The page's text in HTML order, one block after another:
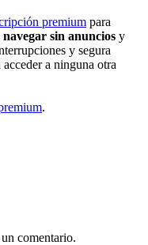
premium para
navegar sin anuncios y
y segura
acceder a ninguna otra
.
comentario.